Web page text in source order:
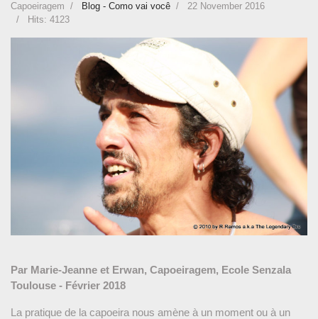
Capoeiragem Blog - Como vai você
22 November 2016
Hits: 4123
Par Marie-Jeanne et Erwan, Capoeiragem, Ecole Senzala
Toulouse - Février 2018
La pratique de la capoeira nous amène à un moment ou à un